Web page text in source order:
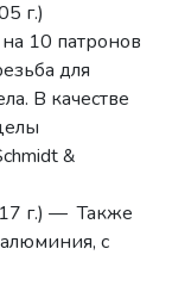
г.)
10 патронов
для
В качестве
&
г.) — Также
с